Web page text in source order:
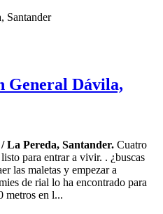
General Dávila,
La Pereda, Santander. Cuatro
para entrar a vivir. . ¿buscas
las maletas y empezar a
de rial lo ha encontrado para
metros en l...